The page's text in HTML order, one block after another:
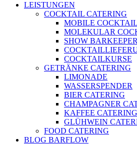
LEISTUNGEN
COCKTAIL CATERING
MOBILE
MOLEKULAR
SHOW BARKEEPER
COCKTAILKURSE
GETRÄNKE CATERING
LIMONADE
WASSERSPENDER
BIER CATERING
CHAMPAGNER
KAFFEE CATERING
GLÜHWEIN
FOOD CATERING
BLOG BARFLOW